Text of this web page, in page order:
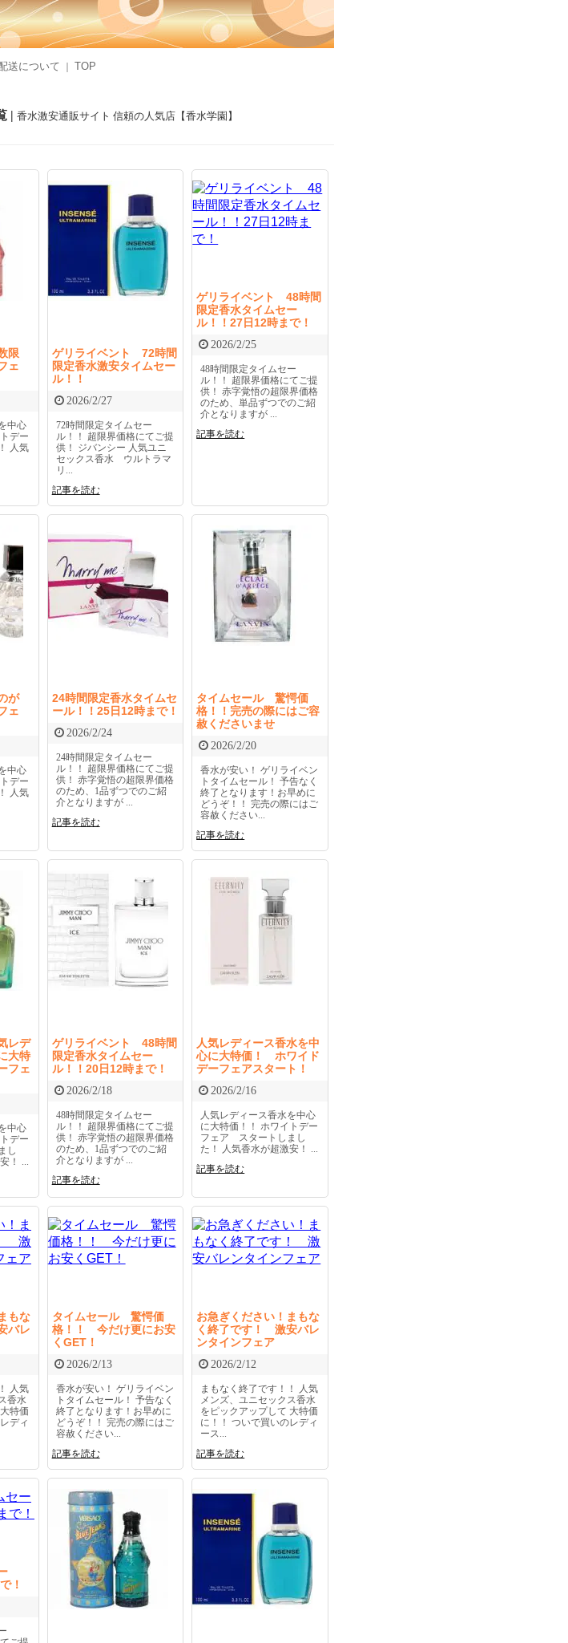
送について TOP
| 香水激安通販サイト 信頼の人気店【香水学園】
限
ェ
中心
デー
人気
ゲリライベント 72時間
限定香水激安タイムセー
ル！！
2026/2/27
72時間限定タイムセー
ル！！ 超限界価格にてご提
供！ ジバンシー 人気ユニ
セックス香水 ウルトラマ
リ...
記事を読む
ゲリライベント 48時間
限定香水タイムセー
ル！！27日12時まで！
2026/2/25
48時間限定タイムセー
ル！！ 超限界価格にてご提
供！ 赤字覚悟の超限界価格
のため、単品ずつでのご紹
介となりますが ...
記事を読む
が
ェ
中心
デー
人気
24時間限定香水タイムセ
ール！！25日12時まで！
2026/2/24
24時間限定タイムセー
ル！！ 超限界価格にてご提
供！ 赤字覚悟の超限界価格
のため、1品ずつでのご紹
介となりますが ...
記事を読む
タイムセール 驚愕価
格！！完売の際にはご容
赦くださいませ
2026/2/20
香水が安い！ ゲリライベン
トタイムセール！ 予告なく
終了となります！お早めに
どうぞ！！ 完売の際にはご
容赦ください...
記事を読む
レデ
大特
フェ
中心
デー
し
！ ...
ゲリライベント 48時間
限定香水タイムセー
ル！！20日12時まで！
2026/2/18
48時間限定タイムセー
ル！！ 超限界価格にてご提
供！ 赤字覚悟の超限界価格
のため、1品ずつでのご紹
介となりますが ...
記事を読む
人気レディース香水を中
心に大特価！ ホワイド
デーフェアスタート！
2026/2/16
人気レディース香水を中心
に大特価！！ ホワイトデー
フェア スタートしまし
た！ 人気香水が超激安！ ...
記事を読む
もな
バレ
人気
香水
特価
ディ
タイムセール 驚愕価
格！！ 今だけ更にお安
くGET！
2026/2/13
香水が安い！ ゲリライベン
トタイムセール！ 予告なく
終了となります！お早めに
どうぞ！！ 完売の際にはご
容赦ください...
記事を読む
お急ぎください！まもな
く終了です！ 激安バレ
ンタインフェア
2026/2/12
まもなく終了です！！ 人気
メンズ、ユニセックス香水
をピックアップして 大特価
に！！ ついで買いのレディ
ース...
記事を読む
！